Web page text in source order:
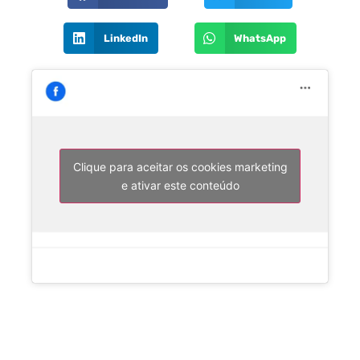
LinkedIn WhatsApp
Clique para aceitar os cookies marketing
e ativar este conteúdo